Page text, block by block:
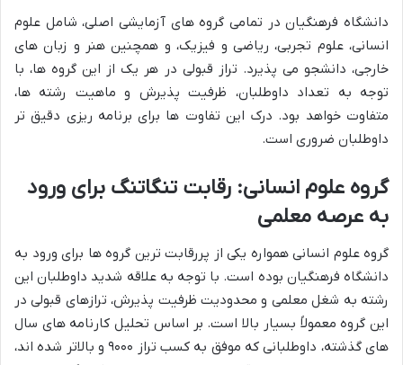
دانشگاه فرهنگیان در تمامی گروه های آزمایشی اصلی، شامل علوم
انسانی، علوم تجربی، ریاضی و فیزیک، و همچنین هنر و زبان های
خارجی، دانشجو می پذیرد. تراز قبولی در هر یک از این گروه ها، با
توجه به تعداد داوطلبان، ظرفیت پذیرش و ماهیت رشته ها،
متفاوت خواهد بود. درک این تفاوت ها برای برنامه ریزی دقیق تر
داوطلبان ضروری است.
گروه علوم انسانی: رقابت تنگاتنگ برای ورود
به عرصه معلمی
گروه علوم انسانی همواره یکی از پررقابت ترین گروه ها برای ورود به
دانشگاه فرهنگیان بوده است. با توجه به علاقه شدید داوطلبان این
رشته به شغل معلمی و محدودیت ظرفیت پذیرش، ترازهای قبولی در
این گروه معمولاً بسیار بالا است. بر اساس تحلیل کارنامه های سال
های گذشته، داوطلبانی که موفق به کسب تراز ۹۰۰۰ و بالاتر شده اند،